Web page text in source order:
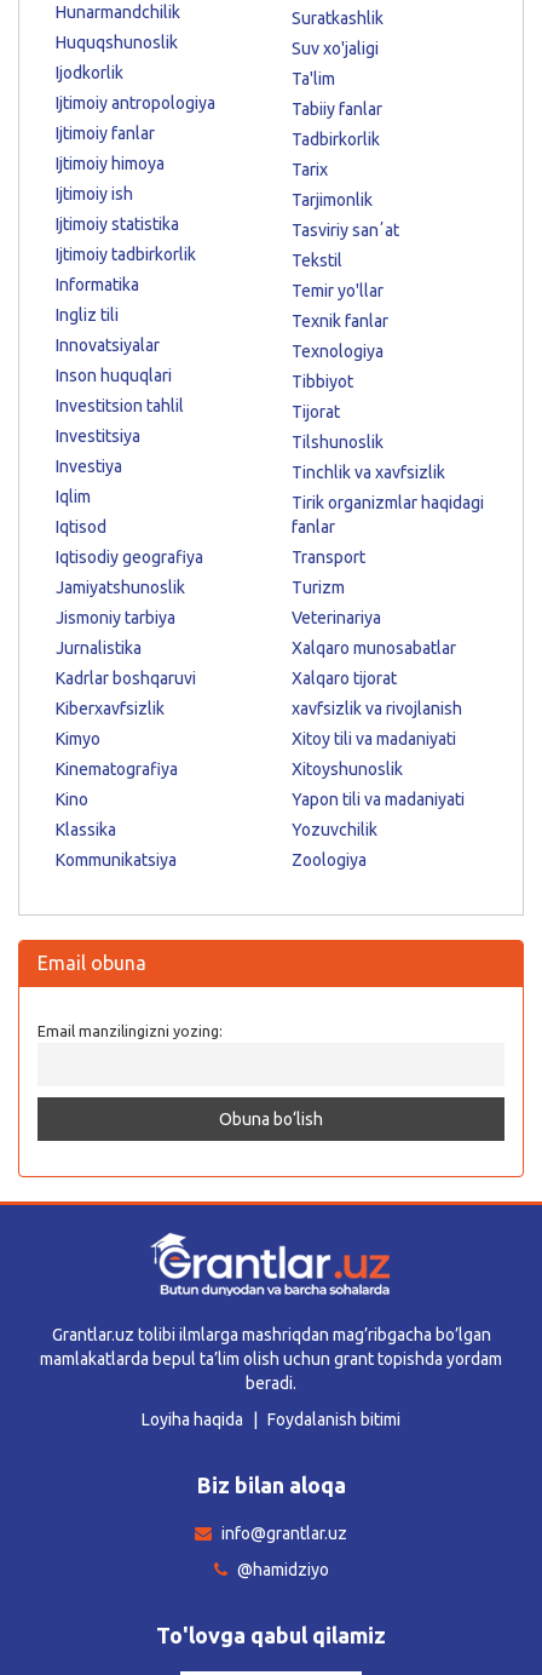
Hunarmandchilik
Huquqshunoslik
Ijodkorlik
Ijtimoiy antropologiya
Ijtimoiy fanlar
Ijtimoiy himoya
Ijtimoiy ish
Ijtimoiy statistika
Ijtimoiy tadbirkorlik
Informatika
Ingliz tili
Innovatsiyalar
Inson huquqlari
Investitsion tahlil
Investitsiya
Investiya
Iqlim
Iqtisod
Iqtisodiy geografiya
Jamiyatshunoslik
Jismoniy tarbiya
Jurnalistika
Kadrlar boshqaruvi
Kiberxavfsizlik
Kimyo
Kinematografiya
Kino
Klassika
Kommunikatsiya
Suratkashlik
Suv xo'jaligi
Ta'lim
Tabiiy fanlar
Tadbirkorlik
Tarix
Tarjimonlik
Tasviriy sanʼat
Tekstil
Temir yo'llar
Texnik fanlar
Texnologiya
Tibbiyot
Tijorat
Tilshunoslik
Tinchlik va xavfsizlik
Tirik organizmlar haqidagi
fanlar
Transport
Turizm
Veterinariya
Xalqaro munosabatlar
Xalqaro tijorat
xavfsizlik va rivojlanish
Xitoy tili va madaniyati
Xitoyshunoslik
Yapon tili va madaniyati
Yozuvchilik
Zoologiya
Email obuna
Email manzilingizni yozing:
Grantlar.uz tolibi ilmlarga mashriqdan mag’ribgacha bo’lgan
mamlakatlarda bepul ta’lim olish uchun grant topishda yordam
beradi.
Loyiha haqida
Foydalanish bitimi
Biz bilan aloqa
info@grantlar.uz
@hamidziyo
To'lovga qabul qilamiz